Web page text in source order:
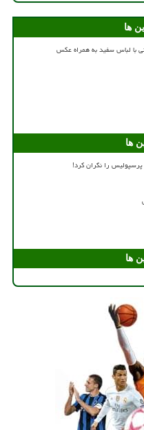
ها
با لباس سفید به همراه عکس
ها
را نگران کرد!
ها